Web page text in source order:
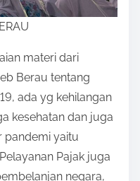
materi dari
Berau tentang
ada yg kehilangan
kesehatan dan juga
pandemi yaitu
Pajak juga
negara,